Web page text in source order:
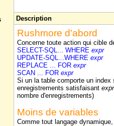
Description
Rushmore d'abord
Concerne toute action qui cible
SELECT-SQL... WHERE expr
UPDATE-SQL...WHERE expr
REPLACE ... FOR expr
SCAN ... FOR expr
Si un la table comporte un index
enregistrements satisfaisant expr
nombre d'enregistrements)
Moins de variables
Comme tout langage